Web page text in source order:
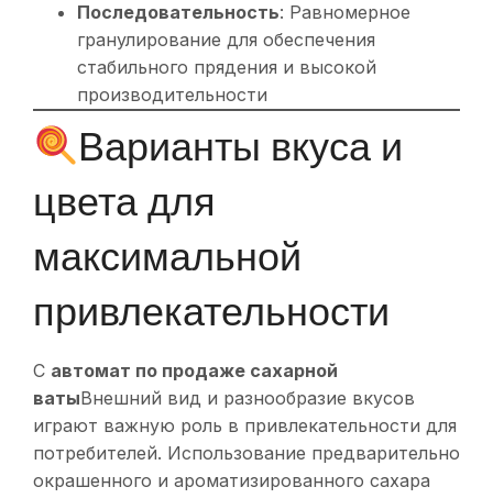
Последовательность: Равномерное
гранулирование для обеспечения
стабильного прядения и высокой
производительности
Варианты вкуса и
цвета для
максимальной
привлекательности
С автомат по продаже сахарной
ватыВнешний вид и разнообразие вкусов
играют важную роль в привлекательности для
потребителей. Использование предварительно
окрашенного и ароматизированного сахара